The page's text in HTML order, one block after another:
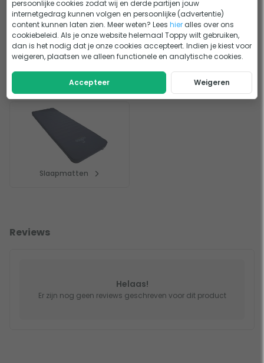
Luchtbedden Slaapzakken
Slaapmatten
Reviews
Helaas!
Er zijn nog geen reviews geschreven voor dit product
persoonlijke cookies zodat wij en derde partijen jouw
internetgedrag kunnen volgen en persoonlijke (advertentie)
content kunnen laten zien. Meer weten? Leeshier alles over ons
cookiebeleid. Als je onze website helemaal Toppy wilt gebruiken,
dan is het nodig dat je onze cookies accepteert. Indien je kiest voor
weigeren, plaatsen we alleen functionele en analytische cookies.
Accepteer Weigeren